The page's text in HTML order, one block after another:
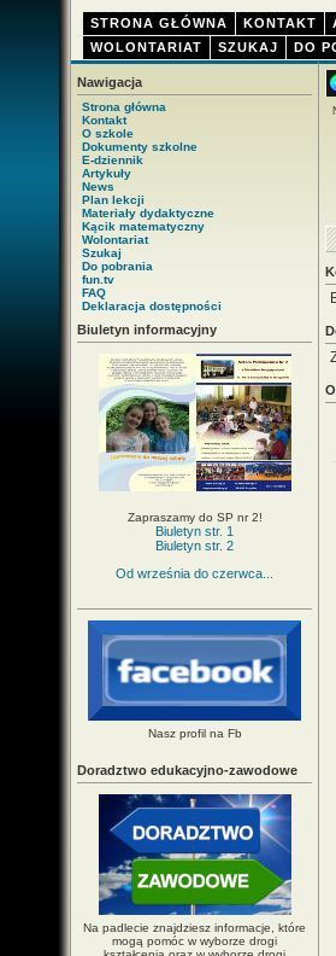
STRONA GŁÓWNA KONTAKT
WOLONTARIAT
SZUKAJ DO
Nawigacja
Strona główna
Kontakt
O szkole
Dokumenty szkolne
E-dziennik
Artykuły
News
Plan lekcji
Materiały dydaktyczne
Kącik matematyczny
Wolontariat
Szukaj
Do pobrania
fun.tv
FAQ
Deklaracja dostępności
Biuletyn informacyjny
Zapraszamy do SP nr 2!
Biuletyn str. 1
Biuletyn str. 2
Od września do czerwca...
Nasz profil na Fb
Doradztwo edukacyjno-zawodowe
Na padlecie znajdziesz informacje, które
mogą pomóc w wyborze drogi